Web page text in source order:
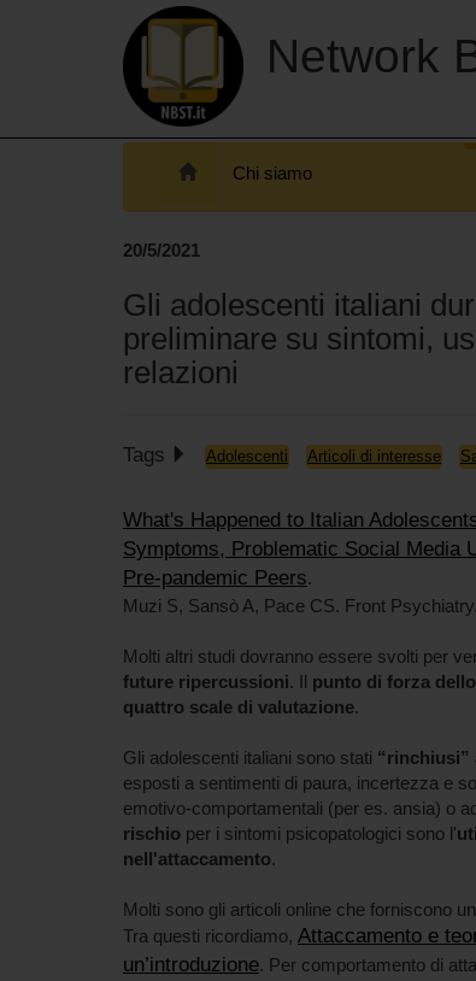
Network
Chi siamo
20/5/2021
Gli adolescenti italiani
preliminare su sintomi,
relazioni
Tags Adolescenti Articoli di interesse
What's Happened to Italian
Symptoms, Problematic Social Media
Pre-pandemic Peers.
Muzi S, Sansò A, Pace CS. Front
Molti altri studi dovranno essere svolti per
future ripercussioni. Il punto di forza
quattro scale di valutazione.
Gli adolescenti italiani sono stati “rinchiusi”
esposti a sentimenti di paura, incertezza e
emotivo-comportamentali (per es. ansia) o
rischio per i sintomi psicopatologici sono l'
nell'attaccamento.
Molti sono gli articoli online che forniscono
Tra questi ricordiamo, Attaccamento e
un’introduzione. Per comportamento di